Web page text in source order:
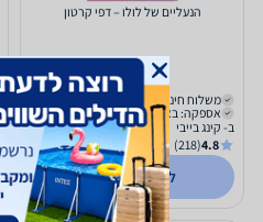
הנעליים של לולו – דפי קרטון
50
₪
משלוח חינם
אספקה: באתר
ב- קינג בייבי
4.8
(218)
לפרטים נוספים